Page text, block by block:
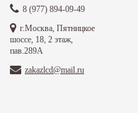
8 (977) 894-09-49
г.Москва, Пятницкое
шоссе, 18, 2 этаж,
пав.289А
zakazlcd@mail.ru